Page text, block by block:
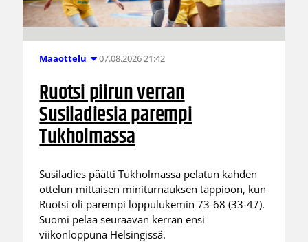
Maaottelu 07.08.2026 21:42
Ruotsi piirun verran
Susiladiesia parempi
Tukholmassa
Susiladies päätti Tukholmassa pelatun kahden
ottelun mittaisen miniturnauksen tappioon, kun
Ruotsi oli parempi loppulukemin 73-68 (33-47).
Suomi pelaa seuraavan kerran ensi
viikonloppuna Helsingissä.